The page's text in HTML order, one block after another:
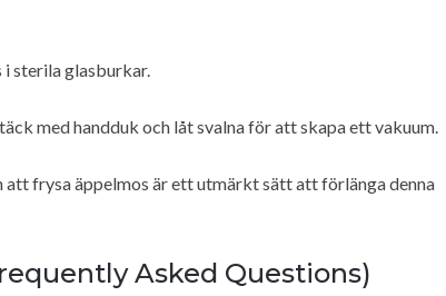
i sterila glasburkar.
med handduk och låt svalna för att skapa ett vakuum.
att frysa äppelmos är ett utmärkt sätt att förlänga denna
Asked Questions)